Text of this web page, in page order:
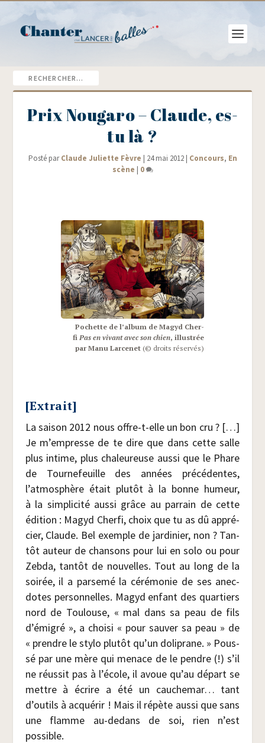
Prix Nougaro – Claude, es-
tu là ?
Posté parClaude Juliette Fèvre | 24 mai 2012| Concours, En
scène | 0
Pochette de l’al­bum de Magyd Cher­
fi Pas en vivant avec son chien, illus­trée
par Manu Lar­ce­net(© droits réservés)
[Extrait]
La sai­son 2012 nous offre-t-elle un bon cru ? […]
Je m’empresse de te dire que dans cette salle
plus intime, plus cha­leu­reuse aus­si que le Phare
de Tour­ne­feuille des années pré­cé­dentes,
l’atmosphère était plu­tôt à la bonne humeur,
à la sim­pli­ci­té aus­si grâce au par­rain de cette
édi­tion : Magyd Cher­fi, choix que tu as dû appré­
cier, Claude. Bel exemple de jar­di­nier, non ? Tan­
tôt auteur de chan­sons pour lui en solo ou pour
Zeb­da, tan­tôt de nou­velles. Tout au long de la
soi­rée, il a par­se­mé la céré­mo­nie de ses anec­
dotes per­son­nelles. Magyd enfant des quar­tiers
nord de Tou­louse, « mal dans sa peau de fils
d’émigré », a choi­si « pour sau­ver sa peau » de
« prendre le sty­lo plu­tôt qu’un doli­prane. » Pous­
sé par une mère qui menace de le pendre (!) s’il
ne réus­sit pas à l’école, il avoue qu’au départ se
mettre à écrire a été un cau­che­mar… tant
d’outils à acqué­rir ! Mais il répète aus­si que sans
une flamme au-dedans de soi, rien n’est
possible.